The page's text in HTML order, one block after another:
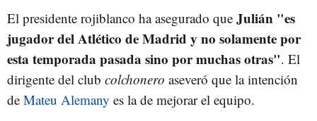
El presidente rojiblanco ha asegurado que Julián "es
jugador del Atlético de Madrid y no solamente por
esta temporada pasada sino por muchas otras". El
dirigente del club colchonero aseveró que la intención
de Mateu Alemany es la de mejorar el equipo.